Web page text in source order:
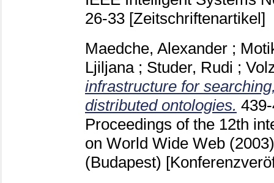
26-33 [Zeitschriftenartikel]
Maedche, Alexander ;
Ljiljana; Studer, Rudi ;
infrastructure for
distributed ontologies.
Proceedings of the 12th
on World Wide Web
(Budapest)